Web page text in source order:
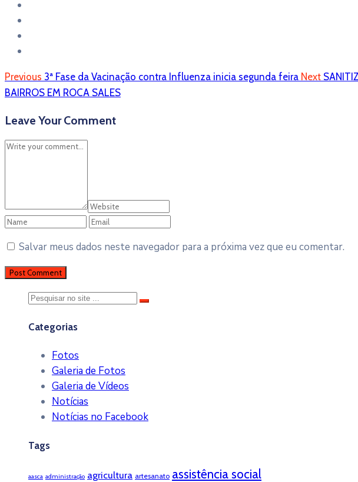
Previous 3ª Fase da Vacinação contra Influenza inicia segunda feira Next
BAIRROS EM ROCA SALES
Leave Your Comment
Salvar meus dados neste navegador para a próxima vez que eu comentar.
Categorias
Fotos
Galeria de Fotos
Galeria de Vídeos
Notícias
Notícias no Facebook
Tags
aasca administração agricultura artesanato assistência social